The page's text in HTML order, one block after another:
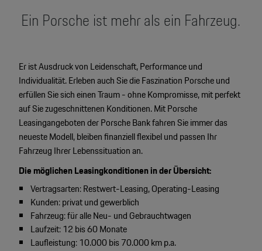
Wir über uns
Newsletter
Porsche Shop
Mein Porsche Account
Newsletter abonnieren
Porsche Gebrauchtwagen
Konfigurator
Car Configurator
Porsche Timepieces
Ein Porsche ist mehr als ein Fahrzeug.
Er ist Ausdruck von Leidenschaft, Performance und
Individualität. Erleben auch Sie die Faszination Porsche und
erfüllen Sie sich einen Traum - ohne Kompromisse, mit perfekt
auf Sie zugeschnittenen Konditionen. Mit Porsche
Leasingangeboten der Porsche Bank fahren Sie immer das
neueste Modell, bleiben finanziell flexibel und passen Ihr
Fahrzeug Ihrer Lebenssituation an.
Die möglichen Leasingkonditionen in der Übersicht:
Vertragsarten: Restwert-Leasing, Operating-Leasing
Kunden: privat und gewerblich
Fahrzeug: für alle Neu- und Gebrauchtwagen
Laufzeit: 12 bis 60 Monate
Laufleistung: 10.000 bis 70.000 km p.a.